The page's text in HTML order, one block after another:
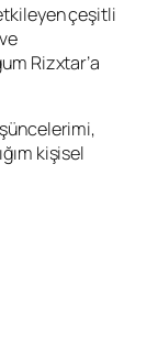
çeşitli
Rizxtar’a
kişisel